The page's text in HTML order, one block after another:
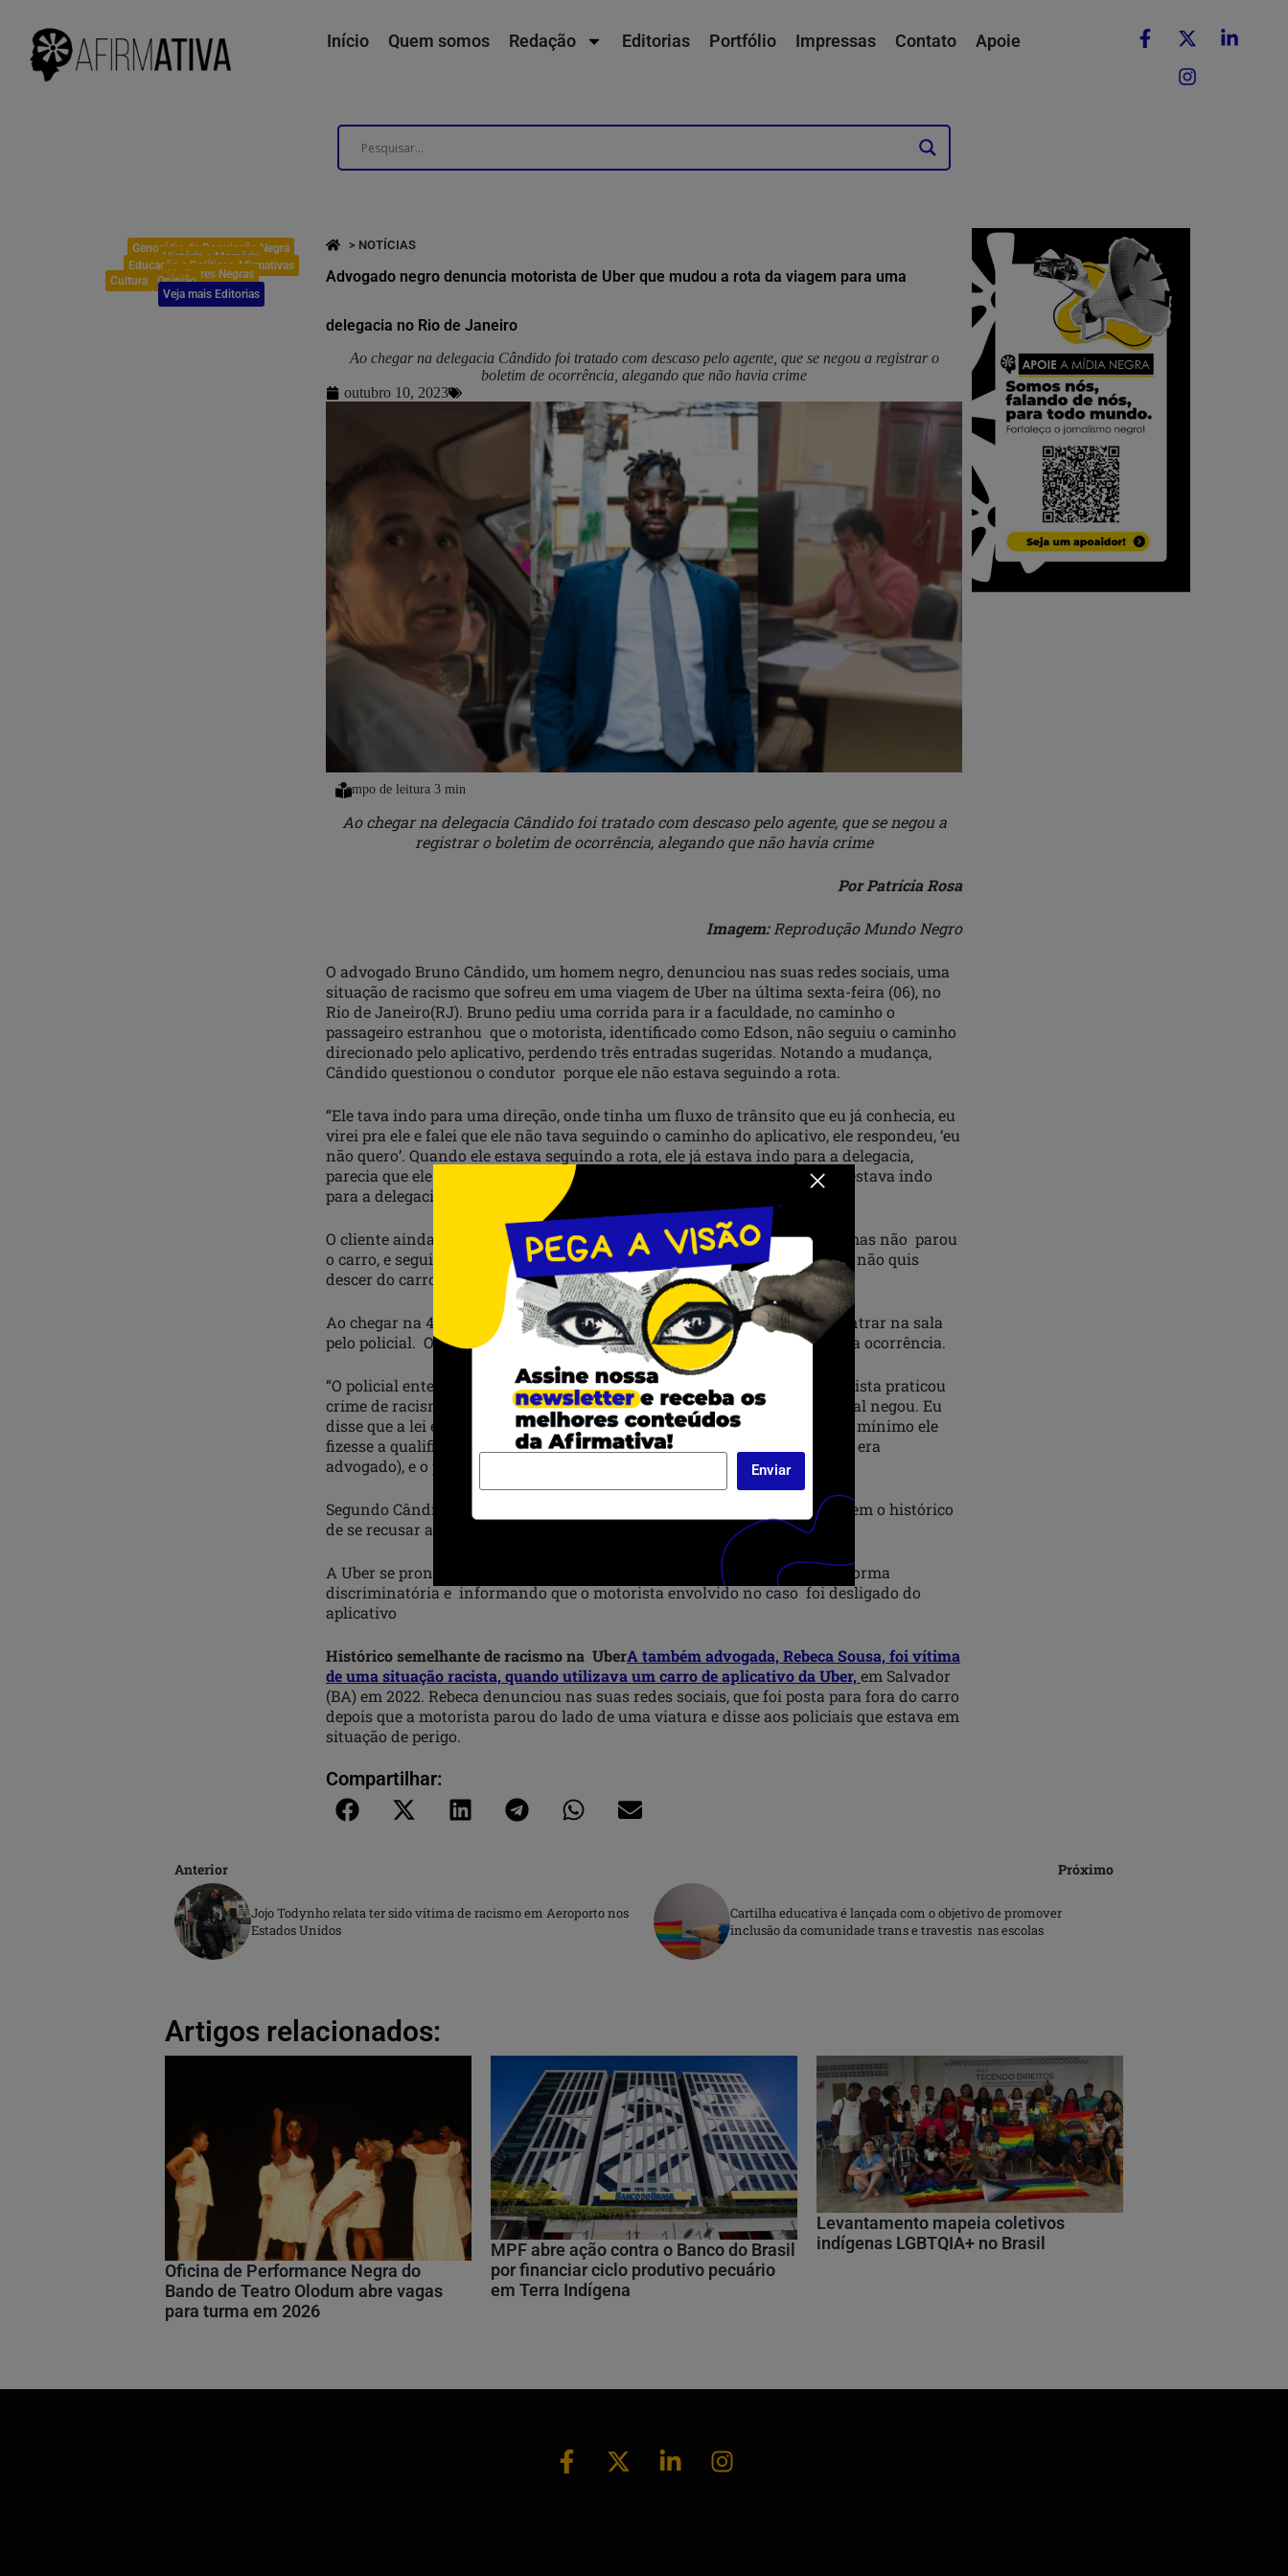
Início Quem somos Redação Editorias Portfólio Impressas Contato Apoie
Genocídio da População Negra
História e Memória
Educação e Políticas Afirmativas
Mulheres Negras
Cultura
Opinião
Veja mais Editorias
> NOTÍCIAS
Advogado negro denuncia motorista de Uber que mudou a rota da viagem para uma
delegacia no Rio de Janeiro
Ao chegar na delegacia Cândido foi tratado com descaso pelo agente, que se negou a registrar o
boletim de ocorrência, alegando que não havia crime
outubro 10, 2023
Ao chegar na delegacia Cândido foi tratado com descaso pelo agente, que se negou a
registrar o boletim de ocorrência, alegando que não havia crime
Por Patrícia Rosa
Imagem:Reprodução Mundo Negro
O advogado Bruno Cândido, um homem negro, denunciou nas suas redes sociais, uma
situação de racismo que sofreu em uma viagem de Uber na última sexta-feira (06), no
Rio de Janeiro(RJ). Bruno pediu uma corrida para ir a faculdade, no caminho o
passageiro estranhou que o motorista, identificado como Edson, não seguiu o caminho
direcionado pelo aplicativo, perdendo três entradas sugeridas. Notando a mudança,
Cândido questionou o condutor porque ele não estava seguindo a rota.
“Ele tava indo para uma direção, onde tinha um fluxo de trânsito que eu já conhecia, eu
virei pra ele e falei que ele não tava seguindo o caminho do aplicativo, ele respondeu, ‘eu
não quero’. Quando ele estava seguindo a rota, ele já estava indo para a delegacia,
parecia que ele já suspeitava de mim e não tava seguindo a rota, por que estava indo
para a delegacia”, relatou Bruno, em uma postagem na sua rede social.
O cliente ainda declarou que o motorista pediu para ele descer do carro, mas não parou
o carro, e seguiu o caminho da delegacia. “Lá [ na delegacia], disse que eu não quis
descer do carro e que era agressivo”, prossegue Bruno em sua postagem.
Ao chegar na 4ªDP, no centro do Rio de Janeiro, Bruno foi impedido de entrar na sala
pelo policial. O advogado precisou aguardar outro policial para registrar a ocorrência.
“O policial entendeu que eu não pratiquei crime. E aí eu disse que o motorista praticou
crime de racismo contra mim e que queria registrar a ocorrência. O policial negou. Eu
disse que a lei estadual 2.235 me garante esse direito, e que queria que no mínimo ele
fizesse a qualificação do motorista (que na delegacia revelou que também era
advogado), e o policial liberou ele”, relatou Bruno.
Segundo Cândido, o policial que foi identificado como inspetor Campos, tem o histórico
de se recusar a registrar ocorrências de racismo.
A Uber se pronunciou através de nota, afirmando não tolerar nenhuma forma
discriminatória e informando que o motorista envolvido no caso foi desligado do
aplicativo
Histórico semelhante de racismo na UberA também advogada, Rebeca Sousa, foi vítima
de uma situação racista, quando utilizava um carro de aplicativo da Uber, em Salvador
(BA) em 2022. Rebeca denunciou nas suas redes sociais, que foi posta para fora do carro
depois que a motorista parou do lado de uma viatura e disse aos policiais que estava em
situação de perigo.
Compartilhar:
Anterior
Jojo Todynho relata ter sido vítima de racismo em Aeroporto nos
Estados Unidos
Próximo
Cartilha educativa é lançada com o objetivo de promover
inclusão da comunidade trans e travestis nas escolas
Artigos relacionados:
Oficina de Performance Negra do
Bando de Teatro Olodum abre vagas
para turma em 2026
MPF abre ação contra o Banco do Brasil
por financiar ciclo produtivo pecuário
em Terra Indígena
Levantamento mapeia coletivos
indígenas LGBTQIA+ no Brasil
Enviar